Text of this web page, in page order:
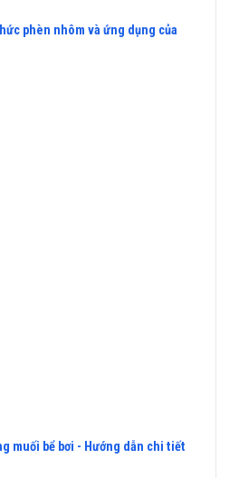
phèn nhôm và ứng dụng của
muối bể bơi - Hướng dẫn chi tiết